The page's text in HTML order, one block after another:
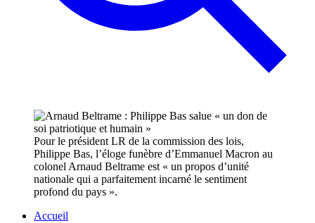
Pour le président LR de la commission des lois,
Philippe Bas, l’éloge funèbre d’Emmanuel Macron au
colonel Arnaud Beltrame est « un propos d’unité
nationale qui a parfaitement incarné le sentiment
profond du pays ».
Accueil